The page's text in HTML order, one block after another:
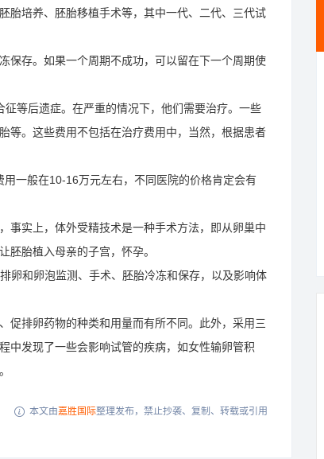
培养、胚胎移植手术等，其中一代、二代、三代试
存。如果一个周期不成功，可以留在下一个周期使
等后遗症。在严重的情况下，他们需要治疗。一些
等。这些费用不包括在治疗费用中，当然，根据患者
一般在10-16万元左右，不同医院的价格肯定会有
实上，体外受精技术是一种手术方法，即从卵巢中
胚胎植入母亲的子宫，怀孕。
和卵泡监测、手术、胚胎冷冻和保存，以及影响体
排卵药物的种类和用量而有所不同。此外，采用三
中发现了一些会影响试管的疾病，如女性输卵管积
 本文由嘉胜国际整理发布，禁止抄袭、复制、转载或引用